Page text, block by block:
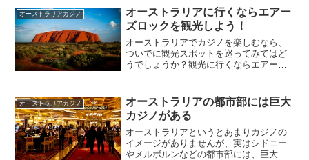
合カジノ施設があります。クラウン・エ
ンターテ...
オーストラリアカジノ
オーストラリアに行くならエアー
ズロックを観光しよう！
オーストラリアでカジノを楽しむなら、
ついでに観光スポットを巡ってみてはど
うでしょうか？観光に行くならエアーズ
ストラリアの中央部に位置しており、日
本からは直行便が無くシド...
オーストラリアカジノ
オーストラリアの都市部には巨大
カジノがある
オーストラリアというとあまりカジノの
イメージがありませんが、実はシドニー
やメルボルンなどの都市部には、巨大な